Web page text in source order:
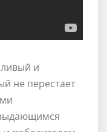
и
не перестает